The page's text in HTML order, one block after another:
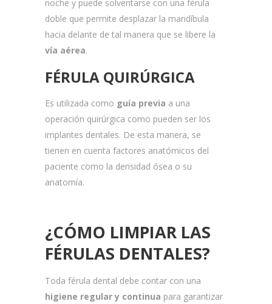
noche y puede solventarse con una férula
doble que permite desplazar la mandíbula
hacia delante de tal manera que se libere la
vía aérea.
FÉRULA QUIRÚRGICA
Es utilizada como guía previa a una
operación quirúrgica como pueden ser los
implantes dentales. De esta manera, se
tienen en cuenta factores anatómicos del
paciente como la densidad ósea o su
anatomía.
¿CÓMO LIMPIAR LAS
FÉRULAS DENTALES?
Toda férula dental debe contar con una
higiene regular y continua para garantizar